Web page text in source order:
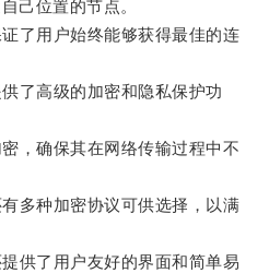
己位置的节点。
用户始终能够获得最佳的连
高级的加密和隐私保护功
确保其在网络传输过程中不
种加密协议可供选择，以满
了用户友好的界面和简单易